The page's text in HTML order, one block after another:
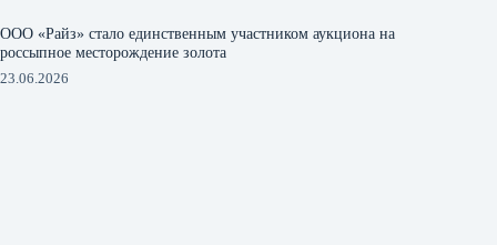
ООО «Райз» стало единственным участником аукциона на
россыпное месторождение золота
23.06.2026